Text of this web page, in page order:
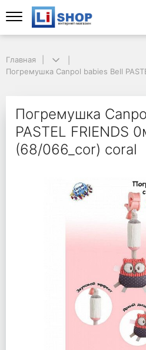
Главная
Погремушка Canpol babies Bell
Погремушка
PASTEL FRIENDS
(68/066_cor) coral